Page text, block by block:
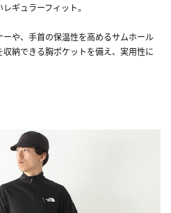
ギュラーフィット。
や、手首の保温性を高めるサムホール
納できる胸ポケットを備え、実用性に